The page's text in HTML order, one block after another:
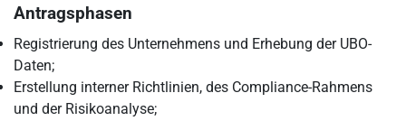
Antragsphasen
Registrierung des Unternehmens und Erhebung der UBO-
Daten;
Erstellung interner Richtlinien, des Compliance-Rahmens
und der Risikoanalyse;